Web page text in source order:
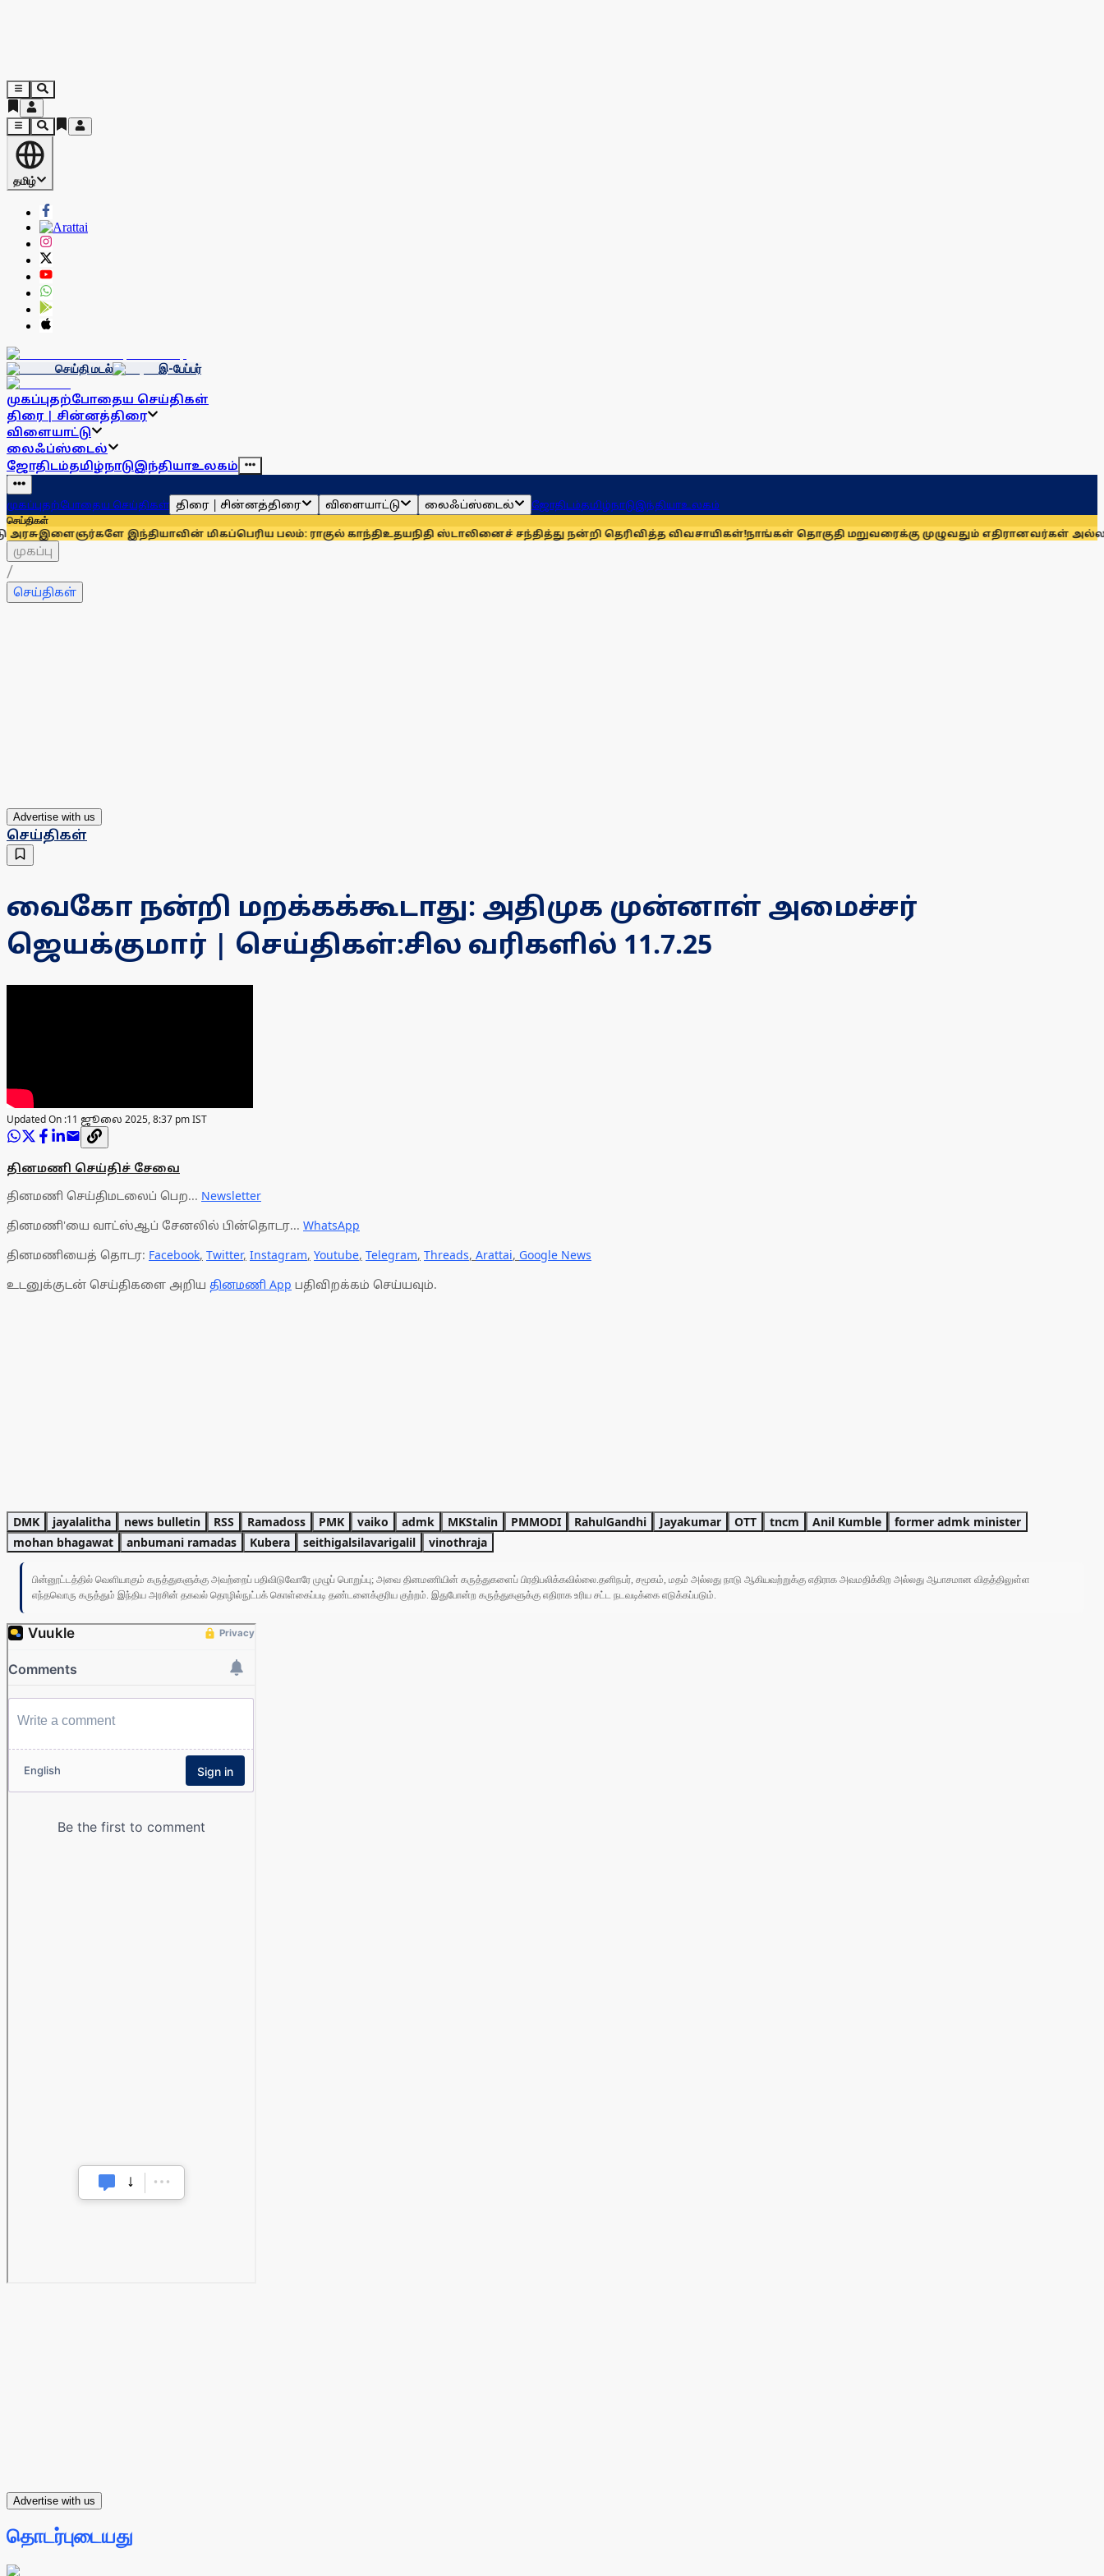
தமிழ்
செய்தி மடல் இ-பேப்பர்
முகப்புதற்போதைய செய்திகள்
திரை | சின்னத்திரை
விளையாட்டு
லைஃப்ஸ்டைல்
ஜோதிடம்தமிழ்நாடுஇந்தியாஉலகம்
முகப்புதற்போதைய செய்திகள் திரை | சின்னத்திரை விளையாட்டு லைஃப்ஸ்டைல் ஜோதிடம்தமிழ்நாடுஇந்தியாஉலகம்
செய்திகள்
இந்தியாவின் மிகப்பெரிய பலம்: ராகுல் காந்திஉதயநிதி ஸ்டாலினைச் சந்தித்து நன்றி தெரிவித்த விவசாயிகள்!நாங்கள் தொகுதி மறுவரைக்கு முழுவதும் எதிரானவர்கள் அல்லர்:
முகப்பு
/
செய்திகள்
Advertise with us
செய்திகள்
வைகோ நன்றி மறக்கக்கூடாது: அதிமுக முன்னாள் அமைச்சர்
ஜெயக்குமார் | செய்திகள்:சில வரிகளில் 11.7.25
Updated On :11 ஜூலை 2025, 8:37 pm IST
தினமணி செய்திச் சேவை
தினமணி செய்திமடலைப் பெற... Newsletter
தினமணி'யை வாட்ஸ்ஆப் சேனலில் பின்தொடர... WhatsApp
தினமணியைத் தொடர: Facebook, Twitter, Instagram, Youtube, Telegram, Threads, Arattai, Google News
உடனுக்குடன் செய்திகளை அறிய தினமணி App பதிவிறக்கம் செய்யவும்.
DMK jayalalitha news bulletin RSS Ramadoss PMK vaiko admk MKStalin PMMODI RahulGandhi Jayakumar OTT tncm Anil Kumble
former admk minister
mohan bhagawat
anbumani ramadas Kubera seithigalsilavarigalil vinothraja
பின்னூட்டத்தில் வெளியாகும் கருத்துகளுக்கு அவற்றைப் பதிவிடுவோரே முழுப் பொறுப்பு; அவை தினமணியின் கருத்துகளைப் பிரதிபலிக்கவில்லை.தனிநபர், சமூகம், மதம் அல்லது நாடு ஆகியவற்றுக்கு எதிராக அவமதிக்கிற அல்லது ஆபாசமான விதத்திலுள்ள
எந்தவொரு கருத்தும் இந்திய அரசின் தகவல் தொழில்நுட்பக் கொள்கைப்படி தண்டனைக்குரிய குற்றம். இதுபோன்ற கருத்துகளுக்கு எதிராக உரிய சட்ட நடவடிக்கை எடுக்கப்படும்.
Advertise with us
தொடர்புடையது